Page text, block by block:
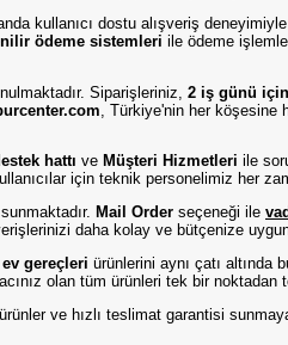
kullanıcı dostu alışveriş
ödeme sistemleri ile ödeme
Siparişleriniz, 2 iş günü
, Türkiye'nin her köşesine
hattı ve Müşteri Hizmetleri ile
için teknik personelimiz her
Mail Order seçeneği ile
daha kolay ve bütçenize
ev gereçleri ürünlerini aynı çatı altında
olan tüm ürünleri tek bir noktadan
ve hızlı teslimat garantisi